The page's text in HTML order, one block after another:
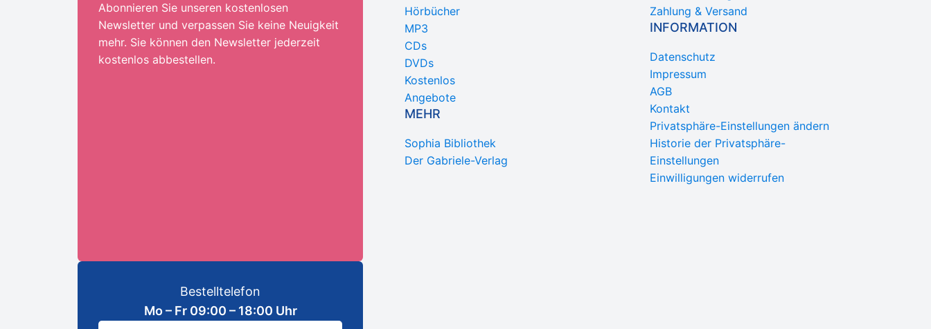
Abonnieren Sie unseren kostenlosen
Newsletter und verpassen Sie keine Neuigkeit
mehr. Sie können den Newsletter jederzeit
kostenlos abbestellen.
Bestelltelefon
Mo – Fr 09:00 – 18:00 Uhr
Hörbücher
MP3
CDs
DVDs
Kostenlos
Angebote
MEHR
Sophia Bibliothek
Der Gabriele-Verlag
Zahlung & Versand
INFORMATION
Datenschutz
Impressum
AGB
Kontakt
Privatsphäre-Einstellungen ändern
Historie der Privatsphäre-
Einstellungen
Einwilligungen widerrufen